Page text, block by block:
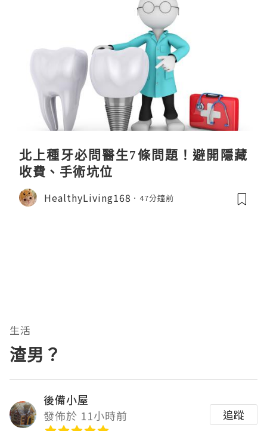
北上種牙必問醫生7條問題！避開隱藏
收費、手術坑位
HealthyLiving168 47分鐘前
生活
渣男？
後備小屋
發佈於 11小時前
追蹤